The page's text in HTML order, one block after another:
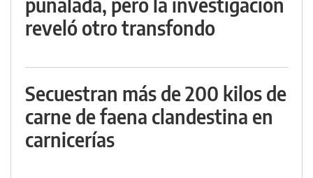
reveló otro transfondo
Secuestran más de 200 kilos de
carne de faena clandestina en
carnicerías